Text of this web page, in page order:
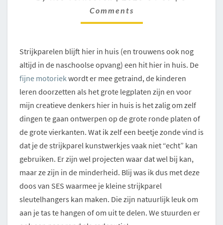
TE
Comments
Strijkparelen blijft hier in huis (en trouwens ook nog
altijd in de naschoolse opvang) een hit hier in huis. De
fijne motoriekwordt er mee getraind, de kinderen
leren doorzetten als het grote legplaten zijn en voor
mijn creatieve denkers hier in huis is het zalig om zelf
dingen te gaan ontwerpen op de grote ronde platen of
de grote vierkanten. Wat ik zelf een beetje zonde vind is
dat je de strijkparel kunstwerkjes vaak niet “echt” kan
gebruiken. Er zijn wel projecten waar dat wel bij kan,
maar ze zijn in de minderheid. Blij was ik dus met deze
doos van SES waarmee je kleine strijkparel
sleutelhangers kan maken. Die zijn natuurlijk leuk om
aan je tas te hangen of om uit te delen. We stuurden er